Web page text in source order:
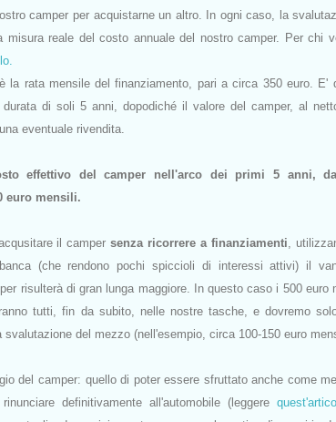
camper per acquistarne un altro. In ogni caso, la
reale del costo annuale del nostro camper. Per chi
la rata mensile del finanziamento, pari a circa 350 euro. E'
di soli 5 anni, dopodiché il valore del camper, al
eventuale rivendita.
effettivo del camper nell'arco dei primi 5 anni,
euro mensili.
il campersenza ricorrere a finanziamenti ,
(che rendono pochi spiccioli di interessi attivi) il
risulterà di gran lunga maggiore. In questo caso i 500 euro
tutti, fin da subito, nelle nostre tasche, e dovremo
del mezzo (nell'esempio, circa 100-150 euro
del camper: quello di poter essere sfruttato anche come
definitivamente all'automobile (leggere